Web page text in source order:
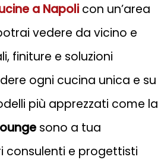
a Napoli con un’area
vedere da vicino e
finiture e soluzioni
ogni cucina unica e su
più apprezzati come la
sono a tua
consulenti e progettisti